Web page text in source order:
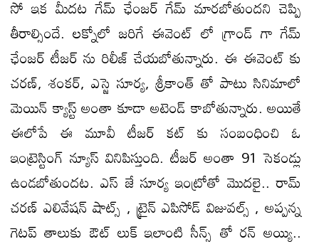
సో ఇక మీదట గేమ్ ఛేంజర్ గేమ్ మారబోతుందని చెప్పి
తీరాల్సిందే. లక్నోలో జరిగే ఈవెంట్ లో గ్రాండ్ గా గేమ్
ఛేంజర్ టీజర్ ను రిలీజ్ చేయబోతున్నారు. ఈ ఈవెంట్ కు
చరణ్, శంకర్, ఎస్జె సూర్య, శ్రీకాంత్ తో పాటు సినిమాలో
మెయిన్ క్యాస్ట్ అంతా కూడా అటెండ్ కాబోతున్నారు. అయితే
ఈలోపే ఈ మూవీ టీజర్ కట్ కు సంబంధించి ఓ
ఇంట్రెస్టింగ్ న్యూస్ వినిపిస్తుంది. టీజర్ అంతా 91 సెకండ్లు
ఉండబోతుందట. ఎస్ జే సూర్య ఇంట్రోతో మొదలై.. రామ్
చరణ్ ఎలివేషన్ షాట్స్ , ట్రైన్ ఎపిసోడ్ విజువల్స్ , అప్పన్న
గెటప్ తాలుకు ఔట్ లుక్ ఇలాంటి సీన్స్ తో రన్ అయ్యి..